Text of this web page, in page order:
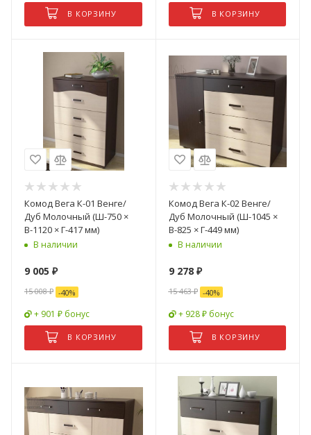
В КОРЗИНУ В КОРЗИНУ
Комод Вега К-01 Венге/
Дуб Молочный (Ш-750 ×
В-1120 × Г-417 мм)
В наличии
9 005 ₽
15 008₽ -40%
+ 901 ₽ бонус
В КОРЗИНУ
Комод Вега К-02 Венге/
Дуб Молочный (Ш-1045 ×
В-825 × Г-449 мм)
В наличии
9 278₽
15 463₽ -40%
+ 928 ₽ бонус
В КОРЗИНУ